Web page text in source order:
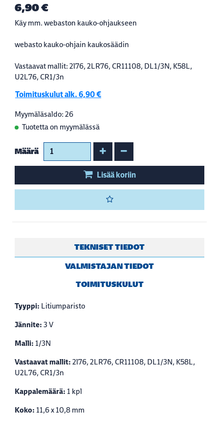
6,90 €
Käy mm. webaston kauko-ohjaukseen
webasto kauko-ohjain kaukosäädin
Vastaavat mallit: 2l76, 2LR76, CR11108, DL1/3N, K58L,
U2L76, CR1/3n
Toimituskulut alk. 6,90 €
Myymäläsaldo: 26
Tuotetta on myymälässä
Määrä Kasvata määrää
Vähennä määrää
Lisää koriin
TEKNISET TIEDOT
VALMISTAJAN TIEDOT
TOIMITUSKULUT
Tyyppi: Litiumparisto
Jännite: 3 V
Malli: 1/3N
Vastaavat mallit: 2l76, 2LR76, CR11108, DL1/3N, K58L,
U2L76, CR1/3n
Kappalemäärä: 1 kpl
Koko: 11,6 x 10,8 mm